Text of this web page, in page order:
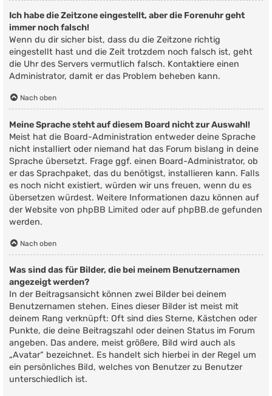
Ich habe die Zeitzone eingestellt, aber die Forenuhr geht
immer noch falsch!
Wenn du dir sicher bist, dass du die Zeitzone richtig
eingestellt hast und die Zeit trotzdem noch falsch ist, geht
die Uhr des Servers vermutlich falsch. Kontaktiere einen
Administrator, damit er das Problem beheben kann.
Nach oben
Meine Sprache steht auf diesem Board nicht zur Auswahl!
Meist hat die Board-Administration entweder deine Sprache
nicht installiert oder niemand hat das Forum bislang in deine
Sprache übersetzt. Frage ggf. einen Board-Administrator, ob
er das Sprachpaket, das du benötigst, installieren kann. Falls
es noch nicht existiert, würden wir uns freuen, wenn du es
übersetzen würdest. Weitere Informationen dazu können auf
der Website von phpBB Limited oder auf phpBB.de gefunden
werden.
Nach oben
Was sind das für Bilder, die bei meinem Benutzernamen
angezeigt werden?
In der Beitragsansicht können zwei Bilder bei deinem
Benutzernamen stehen. Eines dieser Bilder ist meist mit
deinem Rang verknüpft: Oft sind dies Sterne, Kästchen oder
Punkte, die deine Beitragszahl oder deinen Status im Forum
angeben. Das andere, meist größere, Bild wird auch als
„Avatar“ bezeichnet. Es handelt sich hierbei in der Regel um
ein persönliches Bild, welches von Benutzer zu Benutzer
unterschiedlich ist.